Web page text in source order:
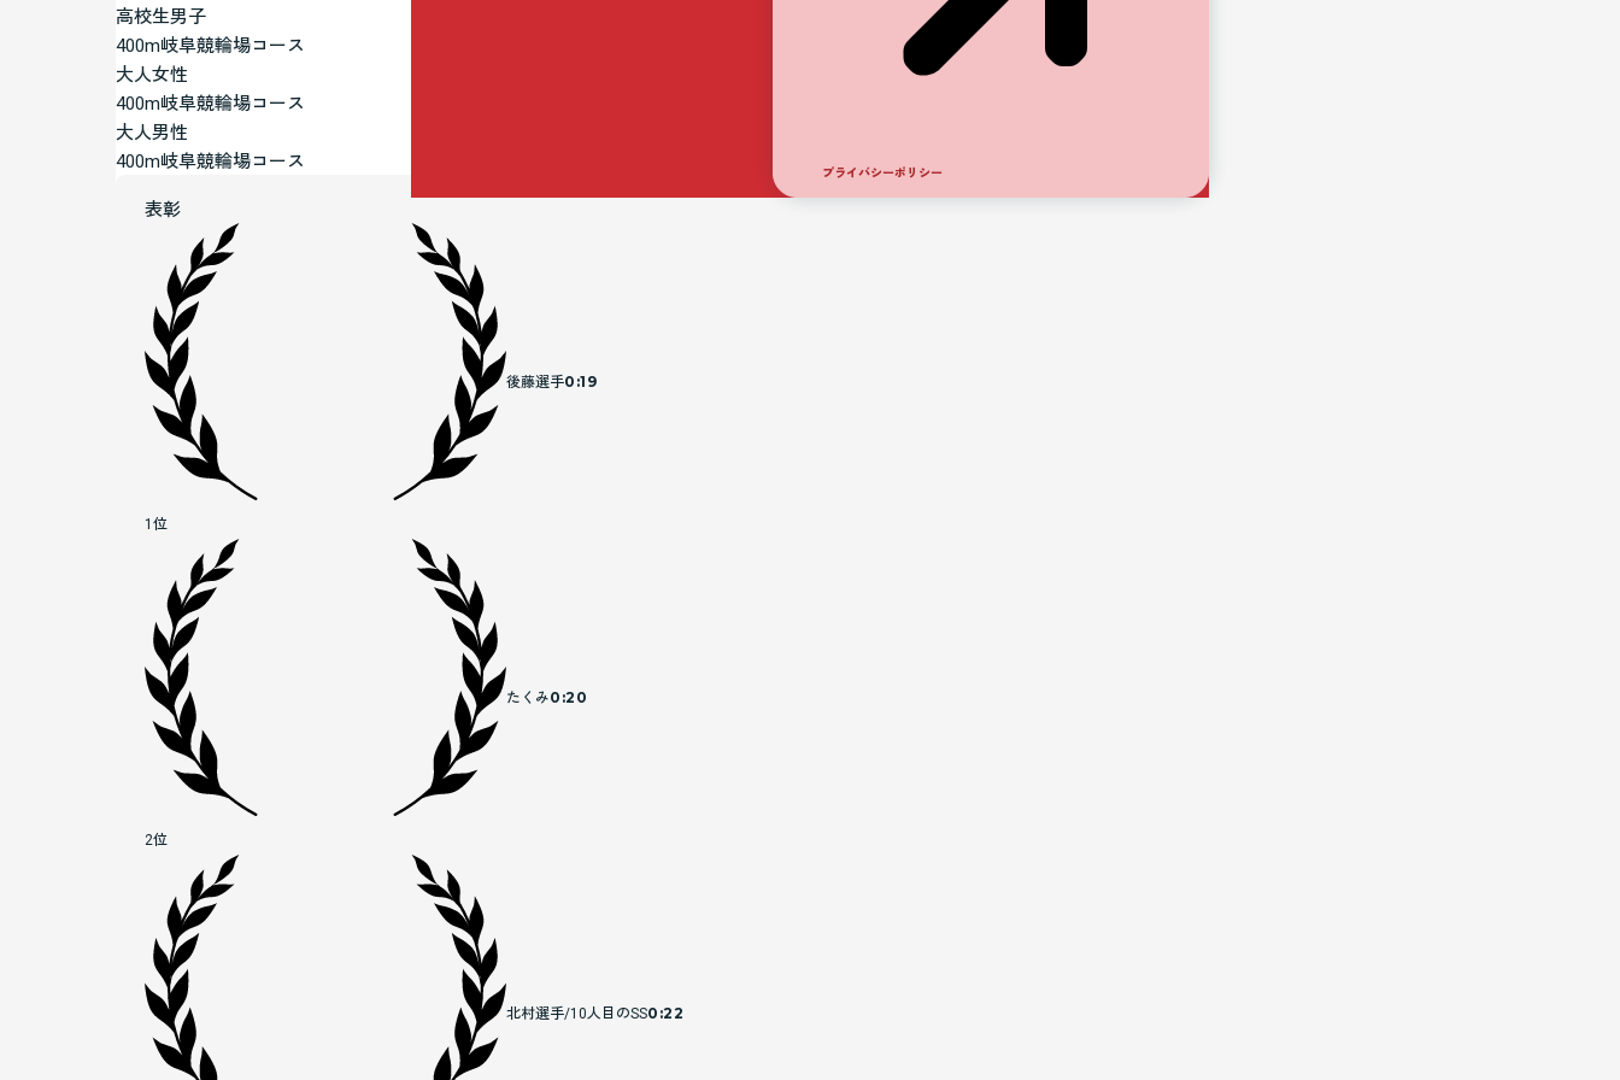
プライバシーポリシー
高校生男子
400m岐阜競輪場コース
大人女性
400m岐阜競輪場コース
大人男性
400m岐阜競輪場コース
表彰
1位
後藤選手0:19
2位
たくみ0:20
北村選手/10人目のSS0:22